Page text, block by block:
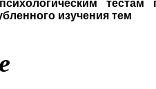
изучения тем